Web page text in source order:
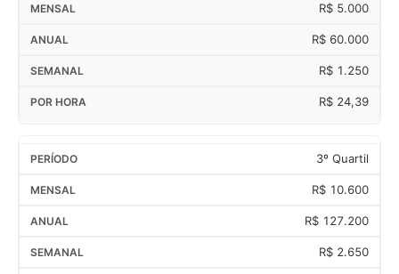
R$ 5.000
R$ 60.000
R$ 1.250
R$ 24,39
3º Quartil
R$ 10.600
R$ 127.200
R$ 2.650